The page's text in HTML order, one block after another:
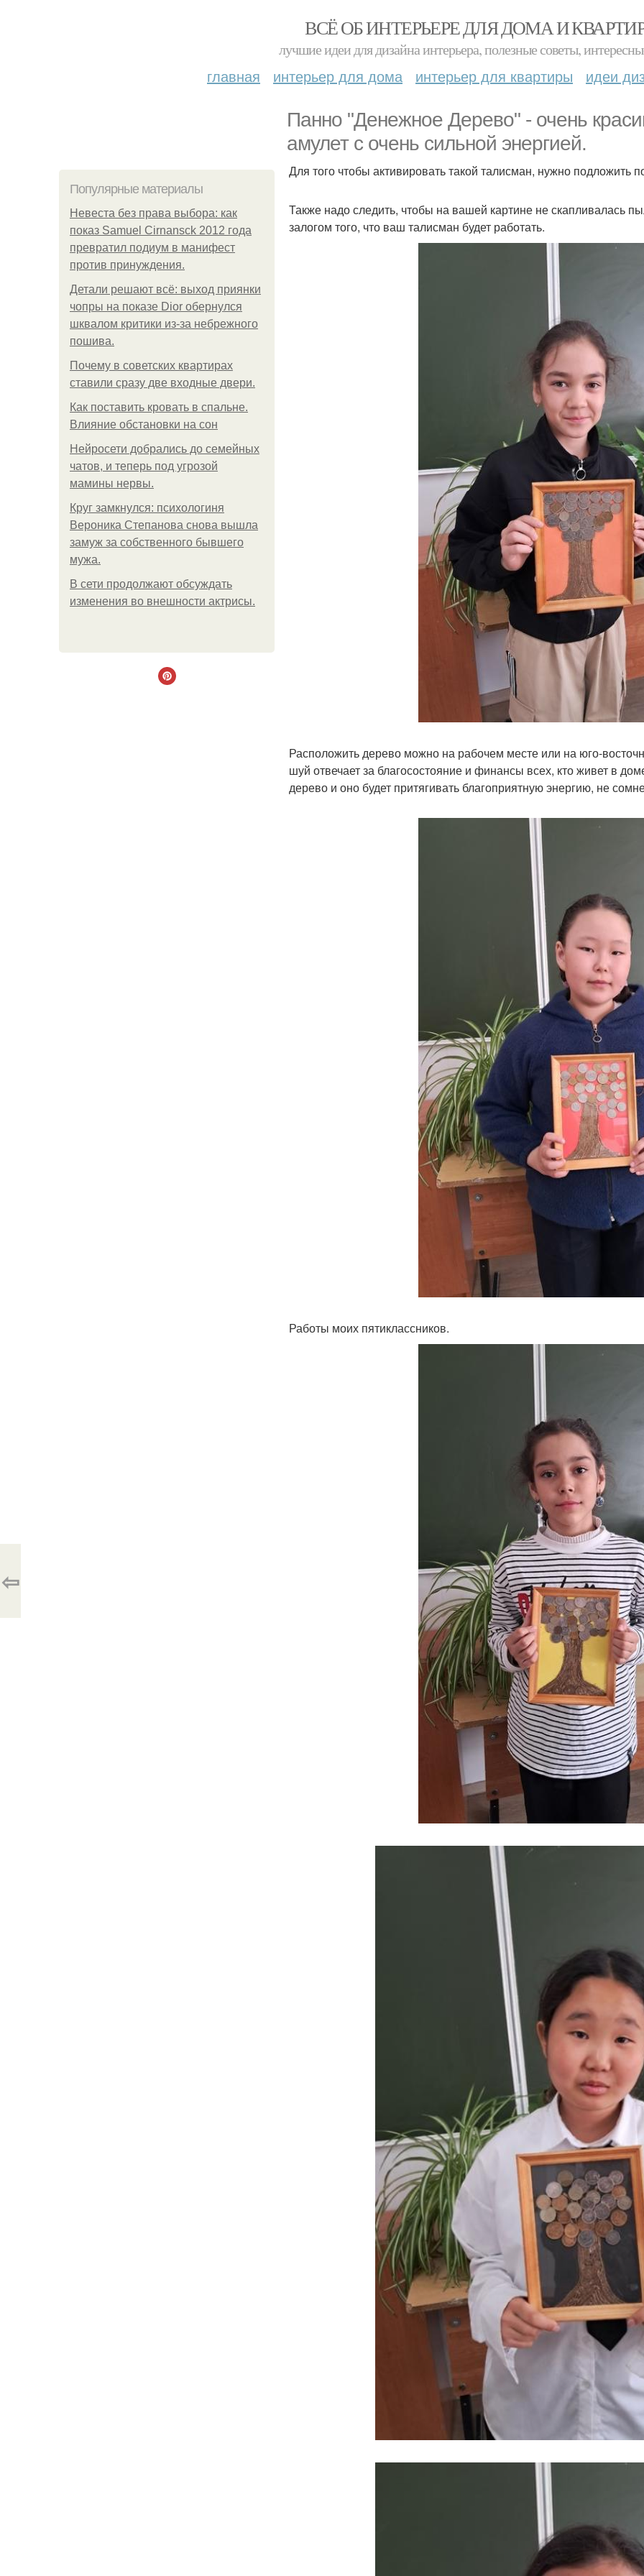
ВСЁ ОБ ИНТЕРЬЕРЕ ДЛЯ ДОМА И
лучшие идеи для дизайна интерьера, полезные советы,
главная интерьер для дома интерьер для квартиры идеи
Панно "Денежное Дерево" - очень
амулет с очень сильной энергией.
Популярные материалы
Невеста без права выбора: как
показ Samuel Cirnansck 2012 года
превратил подиум в манифест
против принуждения.
Детали решают всё: выход приянки
чопры на показе Dior обернулся
шквалом критики из-за небрежного
пошива.
Почему в советских квартирах
ставили сразу две входные двери.
Как поставить кровать в спальне.
Влияние обстановки на сон
Нейросети добрались до семейных
чатов, и теперь под угрозой
мамины нервы.
Круг замкнулся: психологиня
Вероника Степанова снова вышла
замуж за собственного бывшего
мужа.
В сети продолжают обсуждать
изменения во внешности актрисы.
Для того чтобы активировать такой талисман, нужно подложить
Также надо следить, чтобы на вашей картине не скапливалась
залогом того, что ваш талисман будет работать.
Расположить дерево можно на рабочем месте или на юго-
шуй отвечает за благосостояние и финансы всех, кто живет в
дерево и оно будет притягивать благоприятную энергию, не
Работы моих пятиклассников.
⇦